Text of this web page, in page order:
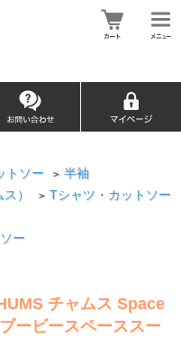
トソー > 半袖
） > Tシャツ・カットソー
ー
チャムス Space
ービースペーススー